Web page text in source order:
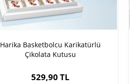
Harika Basketbolcu Karikatürlü
Çikolata Kutusu
529,90 TL